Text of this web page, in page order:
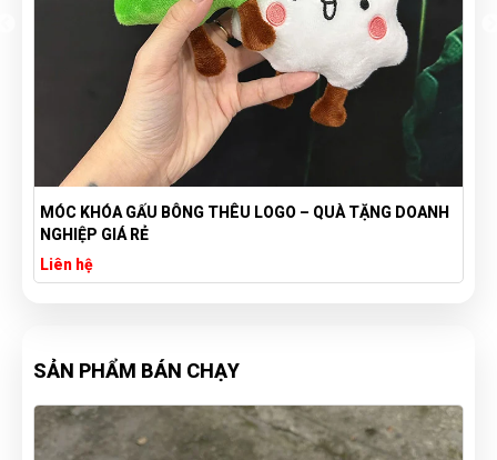
MÓC KHÓA GẤU BÔNG THÊU LOGO – QUÀ TẶNG DOANH
NGHIỆP GIÁ RẺ
Liên hệ
SẢN PHẨM BÁN CHẠY